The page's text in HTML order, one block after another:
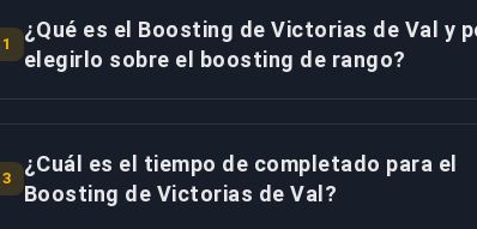
1
¿Qué es el Boosting de Victorias de Val y
elegirlo sobre el boosting de rango?
progresión de rango. Victorias netas equivale a
menos derrotas totales durante tu período de boost -
3
¿Cuál es el tiempo de completado para el
Boosting de Victorias de Val?